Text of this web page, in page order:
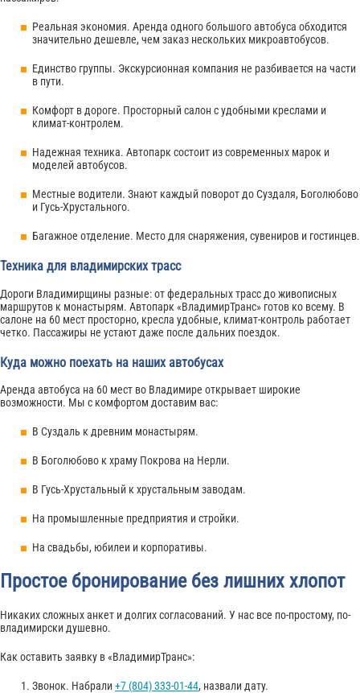
Реальная экономия. Аренда одного большого автобуса обходится
значительно дешевле, чем заказ нескольких микроавтобусов.
Единство группы. Экскурсионная компания не разбивается на части
в пути.
Комфорт в дороге. Просторный салон с удобными креслами и
климат-контролем.
Надежная техника. Автопарк состоит из современных марок и
моделей автобусов.
Местные водители. Знают каждый поворот до Суздаля, Боголюбово
и Гусь-Хрустального.
Багажное отделение. Место для снаряжения, сувениров и гостинцев.
Техника для владимирских трасс
Дороги Владимирщины разные: от федеральных трасс до живописных
маршрутов к монастырям. Автопарк «ВладимирТранс» готов ко всему. В
салоне на 60 мест просторно, кресла удобные, климат-контроль работает
четко. Пассажиры не устают даже после дальних поездок.
Куда можно поехать на наших автобусах
Аренда автобуса на 60 мест во Владимире открывает широкие
возможности. Мы с комфортом доставим вас:
В Суздаль к древним монастырям.
В Боголюбово к храму Покрова на Нерли.
В Гусь-Хрустальный к хрустальным заводам.
На промышленные предприятия и стройки.
На свадьбы, юбилеи и корпоративы.
Простое бронирование без лишних хлопот
Никаких сложных анкет и долгих согласований. У нас все по-простому, по-
владимирски душевно.
Как оставить заявку в «ВладимирТранс»:
Звонок. Набрали +7 (804) 333-01-44, назвали дату.